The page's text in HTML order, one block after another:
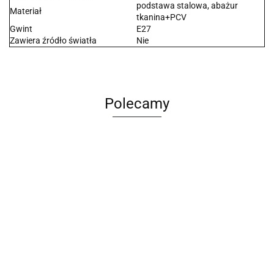
Materiał
podstawa stalowa, abażur
tkanina+PCV
Gwint
E27
Zawiera źródło światła
Nie
Polecamy